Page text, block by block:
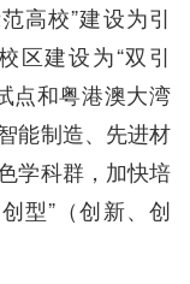
高校”建设为引
区建设为“双引
点和粤港澳大湾
能制造、先进材
学科群，加快培
型”（创新、创